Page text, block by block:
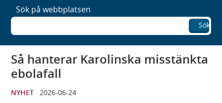
Sök på webbplatsen
Sök
Så hanterar Karolinska misstänkta
ebolafall
NYHET 2026-06-24